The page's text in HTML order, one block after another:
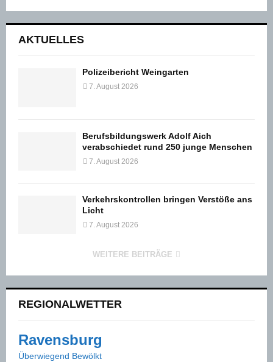
der
Beiträge
AKTUELLES
Polizeibericht Weingarten
7. August 2026
Berufsbildungswerk Adolf Aich
verabschiedet rund 250 junge Menschen
7. August 2026
Verkehrskontrollen bringen Verstöße ans
Licht
7. August 2026
WEITERE BEITRÄGE
REGIONALWETTER
Ravensburg
Überwiegend Bewölkt